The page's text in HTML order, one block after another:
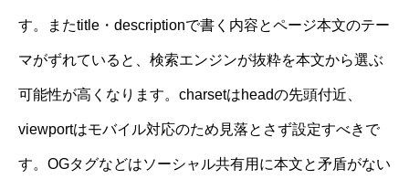
す。またtitle・descriptionで書く内容とページ本文のテー
マがずれていると、検索エンジンが抜粋を本文から選ぶ
可能性が高くなります。charsetはheadの先頭付近、
viewportはモバイル対応のため見落とさず設定すべきで
す。OGタグなどはソーシャル共有用に本文と矛盾がない